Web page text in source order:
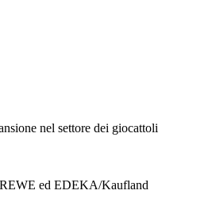
nel settore dei giocattoli
REWE ed EDEKA/Kaufland